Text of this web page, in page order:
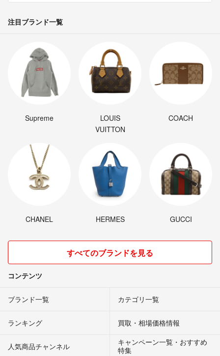
注目ブランド一覧
Supreme
LOUIS
VUITTON
COACH
CHANEL HERMES GUCCI
すべてのブランドを見る
コンテンツ
ブランド一覧 カテゴリ一覧
ランキング 買取・相場価格情報
人気商品チャンネル
キャンペーン一覧・おすすめ
特集